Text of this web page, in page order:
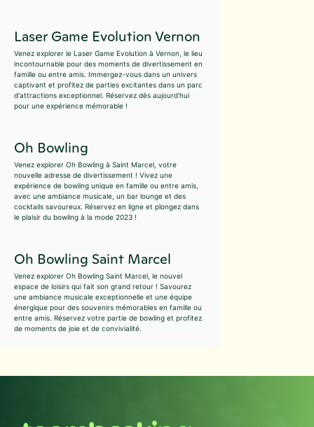
Laser Game Evolution Vernon
Venez explorer le Laser Game Evolution à Vernon, le lieu
incontournable pour des moments de divertissement en
famille ou entre amis. Immergez-vous dans un univers
captivant et profitez de parties excitantes dans un parc
d'attractions exceptionnel. Réservez dès aujourd'hui
pour une expérience mémorable !
Oh Bowling
Venez explorer Oh Bowling à Saint Marcel, votre
nouvelle adresse de divertissement ! Vivez une
expérience de bowling unique en famille ou entre amis,
avec une ambiance musicale, un bar lounge et des
cocktails savoureux. Réservez en ligne et plongez dans
le plaisir du bowling à la mode 2023 !
Oh Bowling Saint Marcel
Venez explorer Oh Bowling Saint Marcel, le nouvel
espace de loisirs qui fait son grand retour ! Savourez
une ambiance musicale exceptionnelle et une équipe
énergique pour des souvenirs mémorables en famille ou
entre amis. Réservez votre partie de bowling et profitez
de moments de joie et de convivialité.